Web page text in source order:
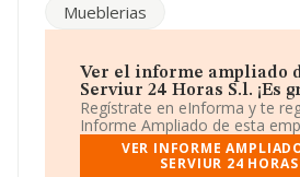
exportación.
La empresa españolaA A B
B82399072, está situada en Calle
(28944), en el municipio de
Con los datos a disposición de
Mueblerias
Ver el informe ampliado
Serviur 24 Horas S.l. ¡Es
Regístrate en eInforma y te
Informe Ampliado de esta
VER INFORME
SERVIUR 24